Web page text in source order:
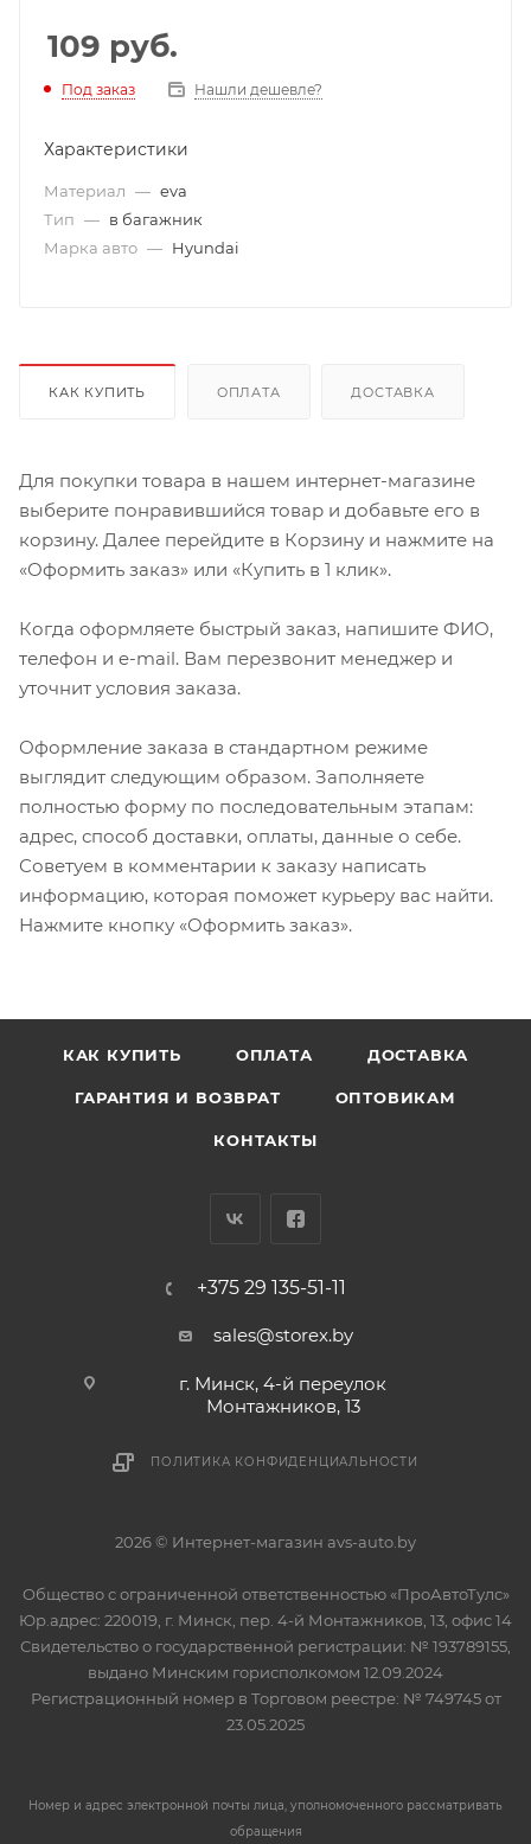
109 руб.
Под заказ Нашли дешевле?
Характеристики
Материал — eva
Тип — в багажник
Марка авто — Hyundai
КАК КУПИТЬ ОПЛАТА ДОСТАВКА
Для покупки товара в нашем интернет-магазине
выберите понравившийся товар и добавьте его в
корзину. Далее перейдите в Корзину и нажмите на
«Оформить заказ» или «Купить в 1 клик».
Когда оформляете быстрый заказ, напишите ФИО,
телефон и e-mail. Вам перезвонит менеджер и
уточнит условия заказа.
Оформление заказа в стандартном режиме
выглядит следующим образом. Заполняете
полностью форму по последовательным этапам:
адрес, способ доставки, оплаты, данные о себе.
Советуем в комментарии к заказу написать
информацию, которая поможет курьеру вас найти.
Нажмите кнопку «Оформить заказ».
КАК КУПИТЬ ОПЛАТА ДОСТАВКА
ГАРАНТИЯ И ВОЗВРАТ ОПТОВИКАМ
КОНТАКТЫ
+375 29 135-51-11
sales@storex.by
г. Минск, 4-й переулок
Монтажников, 13
ПОЛИТИКА КОНФИДЕНЦИАЛЬНОСТИ
2026 © Интернет-магазин avs-auto.by
Общество с ограниченной ответственностью «ПроАвтоТулс»
Юр.адрес: 220019, г. Минск, пер. 4-й Монтажников, 13, офис 14
Свидетельство о государственной регистрации: № 193789155,
выдано Минским горисполкомом 12.09.2024
Регистрационный номер в Торговом реестре: № 749745 от
23.05.2025
Номер и адрес электронной почты лица, уполномоченного рассматривать
обращения